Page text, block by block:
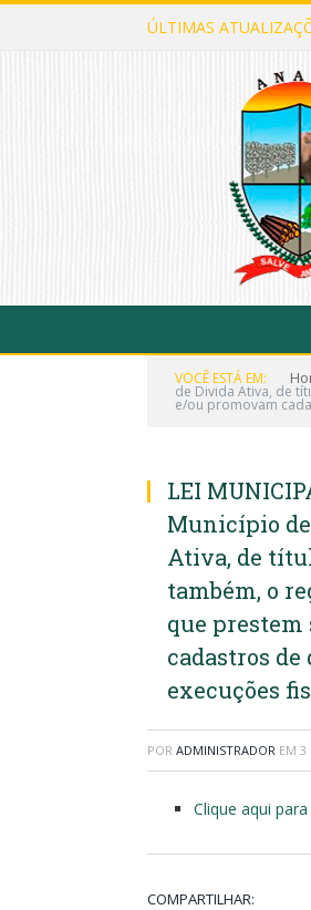
ÚLTIMAS
VOCÊ ESTÁ EM:
de Divida Ativa, de
e/ou promovam
LEI
Município
Ativa, de
também, o
que prestem
cadastros
execuções
POR ADMINISTRADOR EM 3
Clique aqui
COMPARTILHAR: